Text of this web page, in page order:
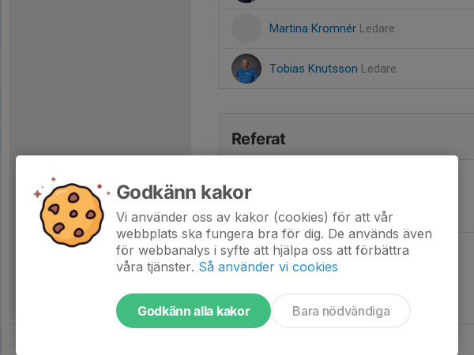
Martina Kromnér Ledare
Tobias Knutsson Ledare
Referat
Godkänn kakor
Vi använder oss av kakor (cookies) för att vår
webbplats ska fungera bra för dig. De används även
för webbanalys i syfte att hjälpa oss att förbättra
våra tjänster. Så använder vi cookies
Godkänn alla kakor Bara nödvändiga